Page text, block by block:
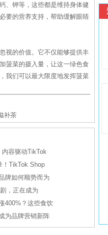
、钾等，这些都是维持身体健
要的营养支持，帮助缓解眼睛
视的价值。它不仅能够提供丰
菠菜的摄入量，让这一绿色食
我们可以最大限度地发挥菠菜
补茶
内容驱动TikTok
！TikTok Shop
牌如何顺势而为
，正在成为
400%？这些食饮
为品牌营销新阵